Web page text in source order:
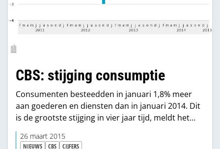
CBS: stijging consumptie
Consumenten besteedden in januari 1,8% meer
aan goederen en diensten dan in januari 2014. Dit
is de grootste stijging in vier jaar tijd, meldt het
CBS vandaag. Consumenten besteedden vooral
meer aan elektronische apparaten,
26 maart 2015
NIEUWS CBS CIJFERS